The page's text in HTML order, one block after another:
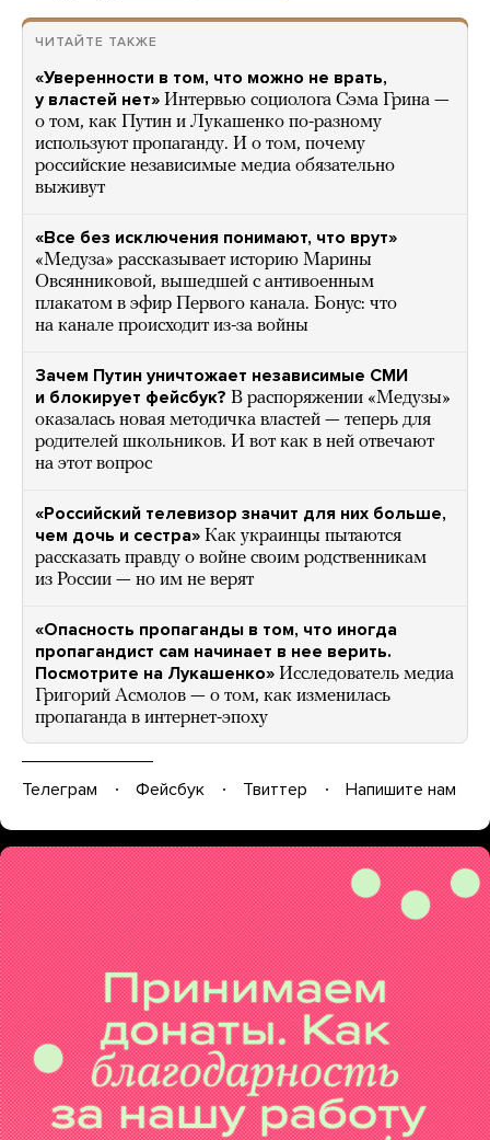
ЧИТАЙТЕ ТАКЖЕ
«Уверенности в том, что можно не врать,
у властей нет» Интервью социолога Сэма Грина —
о том, как Путин и Лукашенко по-разному
используют пропаганду. И о том, почему
российские независимые медиа обязательно
выживут
«Все без исключения понимают, что врут»
«Медуза» рассказывает историю Марины
Овсянниковой, вышедшей с антивоенным
плакатом в эфир Первого канала. Бонус: что
на канале происходит из-за войны
Зачем Путин уничтожает независимые СМИ
и блокирует фейсбук? В распоряжении «Медузы»
оказалась новая методичка властей — теперь для
родителей школьников. И вот как в ней отвечают
на этот вопрос
«Российский телевизор значит для них больше,
чем дочь и сестра» Как украинцы пытаются
рассказать правду о войне своим родственникам
из России — но им не верят
«Опасность пропаганды в том, что иногда
пропагандист сам начинает в нее верить.
Посмотрите на Лукашенко» Исследователь медиа
Григорий Асмолов — о том, как изменилась
пропаганда в интернет-эпоху
Телеграм Фейсбук Твиттер Напишите нам